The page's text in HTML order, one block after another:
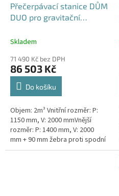
Přečerpávací stanice DŮM
DUO pro gravitační
nádrž 2m3
Skladem
71 490 Kč bez DPH
86 503 Kč
Do košíku
Objem: 2m³ Vnitřní rozměr: P:
1150 mm, V: 2000 mmVnější
rozměr: P: 1400 mm, V: 2000
mm + 90 mm žebra proti spodní
vodě + komínek Kvalitní,